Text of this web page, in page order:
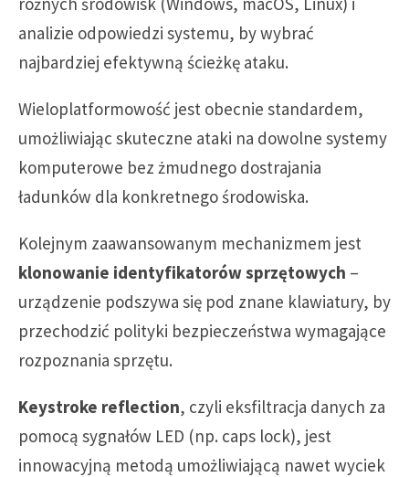
analizie odpowiedzi systemu, by wybrać
najbardziej efektywną ścieżkę ataku.
Wieloplatformowość jest obecnie standardem,
umożliwiając skuteczne ataki na dowolne systemy
komputerowe bez żmudnego dostrajania
ładunków dla konkretnego środowiska.
Kolejnym zaawansowanym mechanizmem jest
klonowanie identyfikatorów sprzętowych –
urządzenie podszywa się pod znane klawiatury, by
przechodzić polityki bezpieczeństwa wymagające
rozpoznania sprzętu.
Keystroke reflection, czyli eksfiltracja danych za
pomocą sygnałów LED (np. caps lock), jest
innowacyjną metodą umożliwiającą nawet wyciek